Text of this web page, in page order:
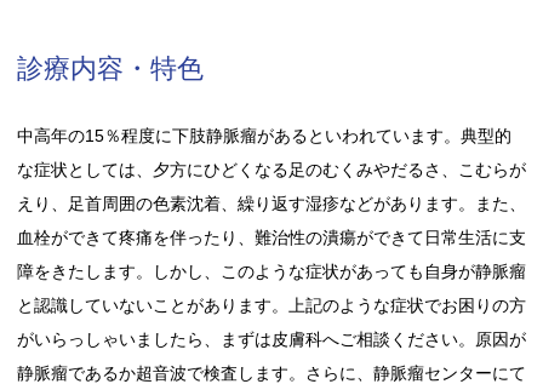
診療内容・特色
中高年の15％程度に下肢静脈瘤があるといわれています。典型的
な症状としては、夕方にひどくなる足のむくみやだるさ、こむらが
えり、足首周囲の色素沈着、繰り返す湿疹などがあります。また、
血栓ができて疼痛を伴ったり、難治性の潰瘍ができて日常生活に支
障をきたします。しかし、このような症状があっても自身が静脈瘤
と認識していないことがあります。上記のような症状でお困りの方
がいらっしゃいましたら、まずは皮膚科へご相談ください。原因が
静脈瘤であるか超音波で検査します。さらに、静脈瘤センターにて